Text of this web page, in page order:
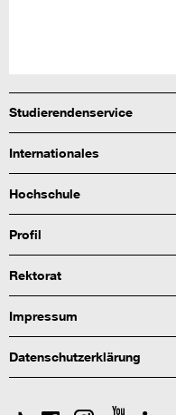
Studierendenservice
Internationales
Hochschule
Profil
Rektorat
Impressum
Datenschutzerklärung